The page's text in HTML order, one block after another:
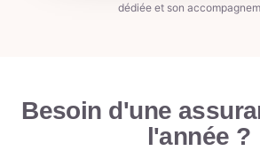
dédiée et son
Besoin d'une
l'année ?